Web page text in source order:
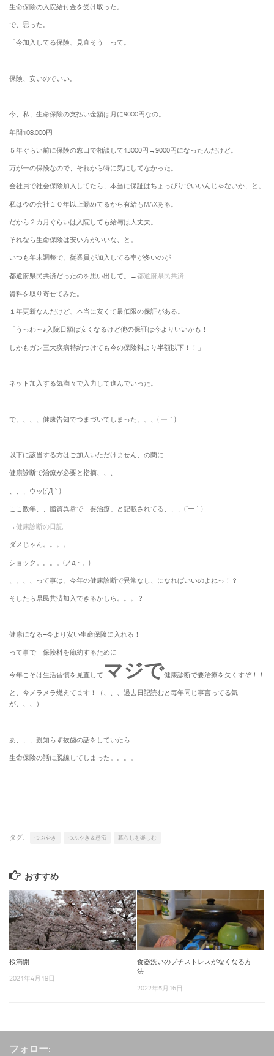
生命保険の入院給付金を受け取った。
で、思った。
「今加入してる保険、見直そう」って。
保険、安いのでいい。
今、私、生命保険の支払い金額は月に9000円なの。
年間108,000円
５年ぐらい前に保険の窓口で相談して13000円→9000円になったんだけど。
万が一の保険なので、それから特に気にしてなかった。
会社員で社会保険加入してたら、本当に保証はちょっぴりでいいんじゃないか、と。
私は今の会社１０年以上勤めてるから有給もMAXある。
だから２カ月ぐらいは入院しても給与は大丈夫。
それなら生命保険は安い方がいいな、と。
いつも年末調整で、従業員が加入してる率が多いのが
都道府県民共済だったのを思い出して。→都道府県民共済
資料を取り寄せてみた。
１年更新なんだけど、本当に安くて最低限の保証がある。
「うっわ～♪入院日額は安くなるけど他の保証は今よりいいかも！
しかもガン三大疾病特約つけても今の保険料より半額以下！！」
ネット加入する気満々で入力して進んでいった。
で、、、、健康告知でつまづいてしまった、、、(´ー｀)
以下に該当する方はご加入いただけません、の蘭に
健康診断で治療が必要と指摘、、、
、、、ウッ(;´Д｀)
ここ数年、、脂質異常で「要治療」と記載されてる、、、(´ー｀)
→健康診断の日記
ダメじゃん。。。。
ショック。。。。(ノд・。)
、、、、って事は、今年の健康診断で異常なし、になればいいのよねっ！？
そしたら県民共済加入できるかしら。。。？
健康になる=今より安い生命保険に入れる！
って事で 保険料を節約するために
今年こそは生活習慣を見直して マジで健康診断で要治療を失くすぞ！！
と、今メラメラ燃えてます！（、、、過去日記読むと毎年同じ事言ってる気
が、、、）
あ、、、親知らず抜歯の話をしていたら
生命保険の話に脱線してしまった。。。。
タグ: つぶやき つぶやき＆愚痴 暮らしを楽しむ
おすすめ
桜満開
2021年4月18日
食器洗いのプチストレスがなくなる方
法
2022年5月16日
フォロー: